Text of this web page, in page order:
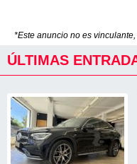
*Este anuncio no es
ÚLTIMAS